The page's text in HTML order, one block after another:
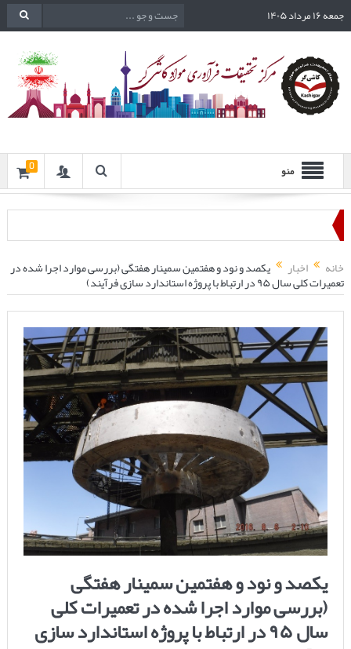
جمعه ۱۶ مرداد ۱۴۰۵
منو 0
خانه اخبار یکصد و نود و هفتمین سمینار هفتگی (بررسی موارد اجرا شده در
تعمیرات کلی سال ۹۵ در ارتباط با پروژه استاندارد سازی فرآیند)
یکصد و نود و هفتمین سمینار هفتگی
(بررسی موارد اجرا شده در تعمیرات کلی
سال ۹۵ در ارتباط با پروژه استاندارد سازی